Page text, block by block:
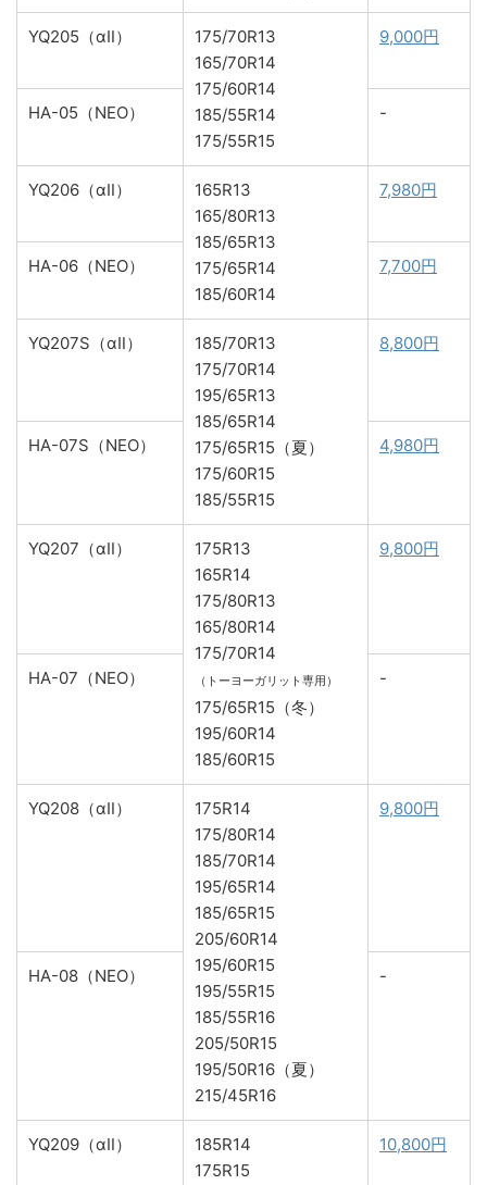
YQ205（αⅡ）
175/70R13
165/70R14
175/60R14
185/55R14
175/55R15
9,000円
HA-05（NEO） -
YQ206（αⅡ）
165R13
165/80R13
185/65R13
175/65R14
185/60R14
7,980円
HA-06（NEO） 7,700円
YQ207S（αⅡ）
185/70R13
175/70R14
195/65R13
185/65R14
175/65R15（夏）
175/60R15
185/55R15
8,800円
HA-07S（NEO） 4,980円
YQ207（αⅡ）
175R13
165R14
175/80R13
165/80R14
175/70R14
（トーヨーガリット専用）
175/65R15（冬）
195/60R14
185/60R15
9,800円
HA-07（NEO） -
YQ208（αⅡ）
175R14
175/80R14
185/70R14
195/65R14
185/65R15
205/60R14
195/60R15
195/55R15
185/55R16
205/50R15
195/50R16（夏）
215/45R16
9,800円
HA-08（NEO） -
YQ209（αⅡ）
185R14
175R15
10,800円